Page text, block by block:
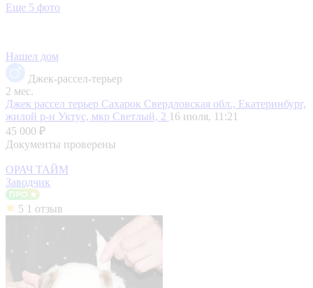
Еще 5 фото
Нашел дом
Джек-рассел-терьер
2 мес.
Джек рассел терьер Сахарок Свердловская обл., Екатеринбург,
жилой р-н Уктус, мкр Светлый, 2 16 июля, 11:21
45 000 ₽
Документы проверены
ОРАЧ ТАЙМ
Заводчик
5 1 отзыв